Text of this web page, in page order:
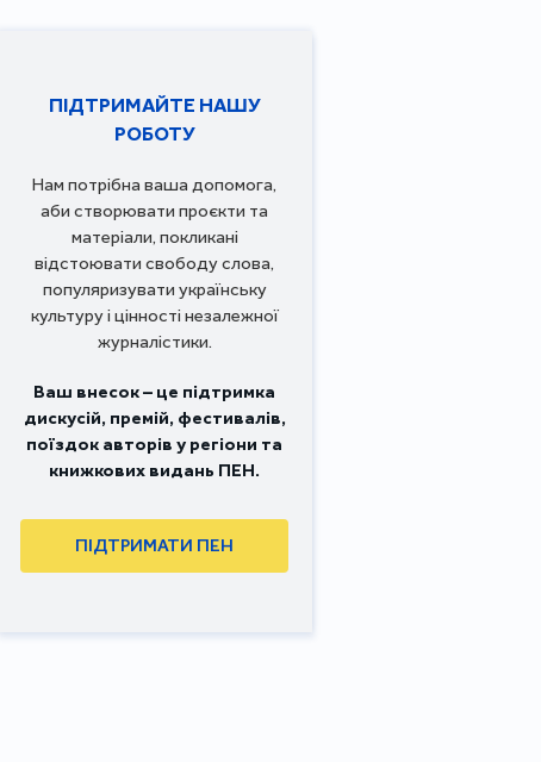
ПІДТРИМАЙТЕ НАШУ
РОБОТУ
Нам потрібна ваша допомога,
аби створювати проєкти та
матеріали, покликані
відстоювати свободу слова,
популяризувати українську
культуру і цінності незалежної
журналістики.
Ваш внесок – це підтримка
дискусій, премій, фестивалів,
поїздок авторів у регіони та
книжкових видань ПЕН.
ПІДТРИМАТИ ПЕН